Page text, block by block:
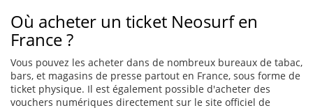
Où acheter un ticket Neosurf en
France ?
Vous pouvez les acheter dans de nombreux bureaux de tabac,
bars, et magasins de presse partout en France, sous forme de
ticket physique. Il est également possible d'acheter des
vouchers numériques directement sur le site officiel de